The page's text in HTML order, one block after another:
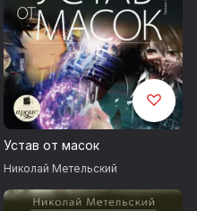
Устав от масок
Николай Метельский